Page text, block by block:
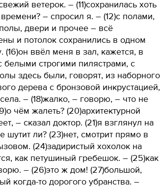
ветерок. – (11)сохранилась хоть
– спросил я. – (12)с полами,
двери и прочее – всё
и потолок сохранились в одном
(16)он ввёл меня в зал, кажется, в
строгими пилястрами, с
здесь были, говорят, из наборного
дерева с бронзовой инкрустацией,
– (18)жалко, – говорю, – что не
чём жалеть? (20)архитектурной
– сказал доктор. (21)я взглянул на
шутит ли? (23)нет, смотрит прямо в
(24)задиристый хохолок на
как петушиный гребешок. – (25)как
– (26)это ж дом! (27)большой,
когда-то дорогого убранства. –